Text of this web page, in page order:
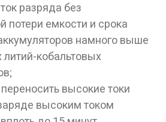
разряда без
потери емкости и срока
намного выше
кобальтовых
высокие токи
высоким током